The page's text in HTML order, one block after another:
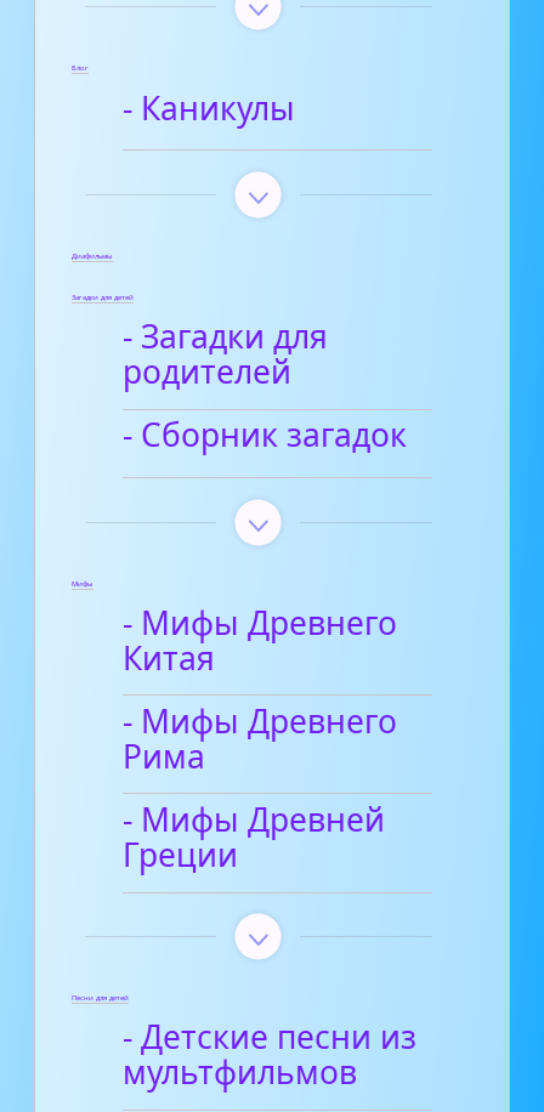
Блог
- Каникулы
Диафильмы
Загадки для детей
- Загадки для
родителей
- Сборник загадок
Мифы
- Мифы Древнего
Китая
- Мифы Древнего
Рима
- Мифы Древней
Греции
Песни для детей
- Детские песни из
мультфильмов